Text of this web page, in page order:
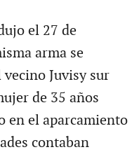
el 27 de
arma se
Juvisy sur
de 35 años
en el aparcamiento
contaban